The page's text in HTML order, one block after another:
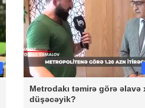
Metrodakı təmirə görə əlavə
düşəcəyik?